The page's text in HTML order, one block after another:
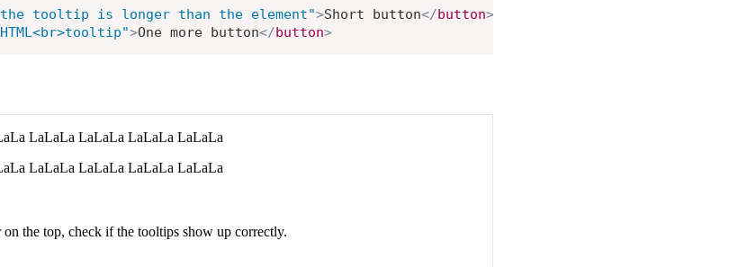
the tooltip is longer than the element">Short button</button>
HTML<br>tooltip">One more button</button>